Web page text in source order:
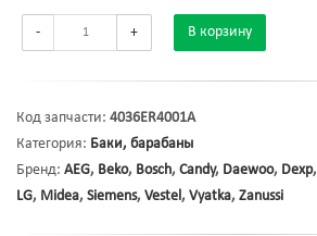
- + В корзину
Код запчасти: 4036ER4001A
Категория: Баки, барабаны
Бренд: AEG, Beko, Bosch, Candy, Daewoo, Dexp,
LG, Midea, Siemens, Vestel, Vyatka, Zanussi